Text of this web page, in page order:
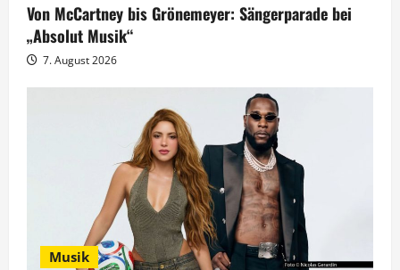
Von McCartney bis Grönemeyer: Sängerparade bei
„Absolut Musik“
7. August 2026
Musik